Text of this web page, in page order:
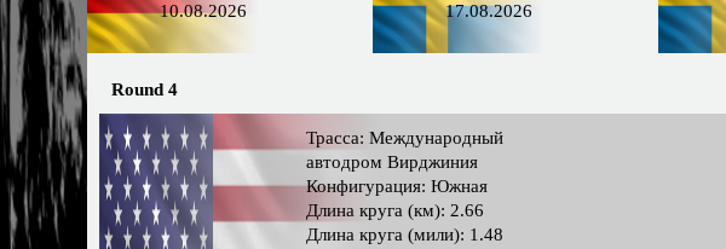
10.08.2026
17.08.2026
Round 4
Трасса: Международный
автодром Вирджиния
Конфигурация: Южная
Длина круга (км): 2.66
Длина круга (мили): 1.48